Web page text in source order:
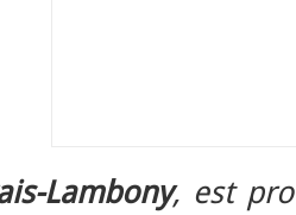
Lambony, est